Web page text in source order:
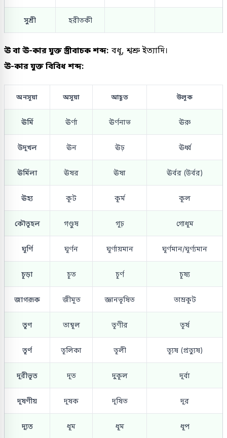
সুশ্রী হরীতকী
ঊ বা ঊ-কার যুক্ত স্ত্রীবাচক শব্দ: বধূ, শ্বশ্রু ইত্যাদি।
ঊ-কার যুক্ত বিবিধ শব্দ:
অনসূয়া অসূয়া আহূত উলূক
ঊর্মি ঊর্ণা ঊর্ণনাভ ঊরু
উদূখল ঊন ঊঢ় ঊর্ধ্ব
ঊর্মিলা ঊষর ঊষা ঊর্বর (উর্বর)
ঊহ্য কূট কূর্ম কূল
কৌতূহল গণ্ডুষ গূঢ় গোধূম
ঘূর্ণি ঘূর্ণন ঘূর্ণায়মান ঘূর্ণমান/ঘূর্ণ্যমান
চূড়া চূত চূর্ণ চূষ্য
জাগরূক জীমূত জ্ঞানভূষিত তাম্রকূট
তূণ তাম্বূল তূণীর তূর্ষ
তূর্ণ তূলিকা তূলী ত্যূষ (প্রত্যুষ)
দূরীভূত দূত দুকূল দূর্বা
দূষণীয় দূষক দূষিত দূর
দ্যূত ধূম ধূম ধূপ